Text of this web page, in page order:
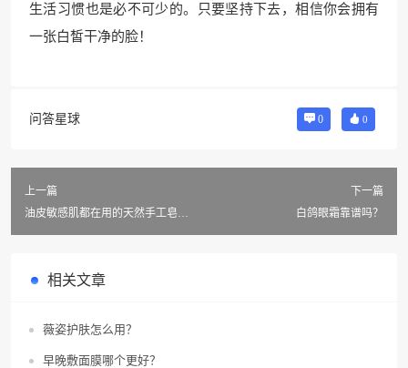
生活习惯也是必不可少的。只要坚持下去，相信你会拥有
一张白皙干净的脸！
问答星球 0 0
上一篇
油皮敏感肌都在用的天然手工皂是
下一篇
白鸽眼霜靠谱吗？
相关文章
薇姿护肤怎么用？
早晚敷面膜哪个更好？